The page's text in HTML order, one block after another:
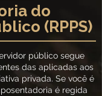
do
(RPPS)
público segue
das aplicadas aos
privada. Se você é
é regida